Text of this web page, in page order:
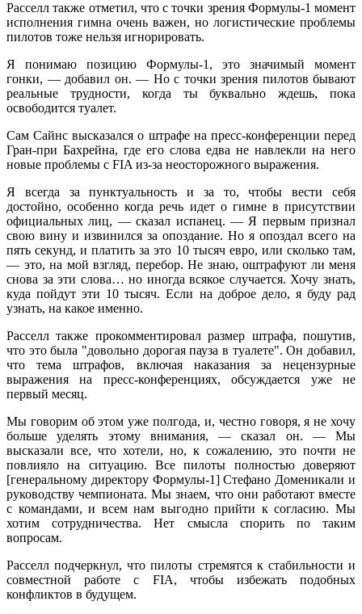
Расселл также отметил, что с точки зрения Формулы-1 момент
исполнения гимна очень важен, но логистические проблемы
пилотов тоже нельзя игнорировать.
Я понимаю позицию Формулы-1, это значимый момент
гонки, — добавил он. — Но с точки зрения пилотов бывают
реальные трудности, когда ты буквально ждешь, пока
освободится туалет.
Сам Сайнс высказался о штрафе на пресс-конференции перед
Гран-при Бахрейна, где его слова едва не навлекли на него
новые проблемы с FIA из-за неосторожного выражения.
Я всегда за пунктуальность и за то, чтобы вести себя
достойно, особенно когда речь идет о гимне в присутствии
официальных лиц, — сказал испанец. — Я первым признал
свою вину и извинился за опоздание. Но я опоздал всего на
пять секунд, и платить за это 10 тысяч евро, или сколько там,
— это, на мой взгляд, перебор. Не знаю, оштрафуют ли меня
снова за эти слова… но иногда всякое случается. Хочу знать,
куда пойдут эти 10 тысяч. Если на доброе дело, я буду рад
узнать, на какое именно.
Расселл также прокомментировал размер штрафа, пошутив,
что это была "довольно дорогая пауза в туалете". Он добавил,
что тема штрафов, включая наказания за нецензурные
выражения на пресс-конференциях, обсуждается уже не
первый месяц.
Мы говорим об этом уже полгода, и, честно говоря, я не хочу
больше уделять этому внимания, — сказал он. — Мы
высказали все, что хотели, но, к сожалению, это почти не
повлияло на ситуацию. Все пилоты полностью доверяют
[генеральному директору Формулы-1] Стефано Доменикали и
руководству чемпионата. Мы знаем, что они работают вместе
с командами, и всем нам выгодно прийти к согласию. Мы
хотим сотрудничества. Нет смысла спорить по таким
вопросам.
Расселл подчеркнул, что пилоты стремятся к стабильности и
совместной работе с FIA, чтобы избежать подобных
конфликтов в будущем.